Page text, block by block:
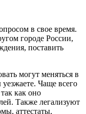
в свое время.
городе России,
поставить
могут меняться в
Чаще всего
как оно
Также легализуют
аттестаты,